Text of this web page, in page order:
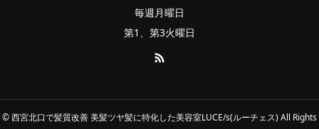
毎週月曜日
第1、第3火曜日
西宮北口で髪質改善 美髪ツヤ髪に特化した美容室LUCE/s(ルーチェス) All Rights